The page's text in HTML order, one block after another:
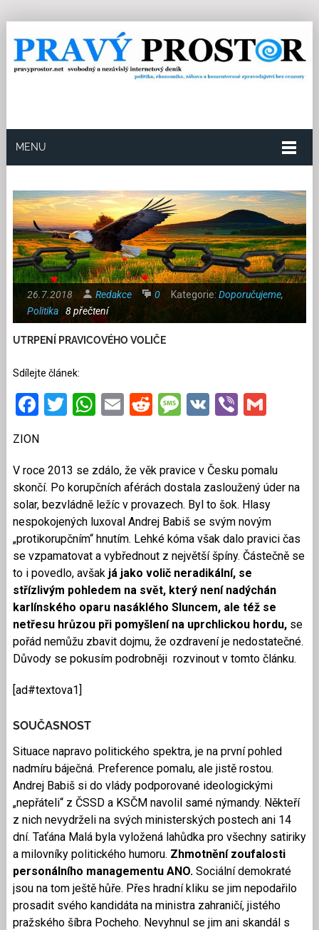
MENU
26.7.2018 Redakce 0 Kategorie: Doporučujeme,
Politika
8 přečtení
UTRPENÍ PRAVICOVÉHO VOLIČE
Sdílejte článek:
Facebook
Twitter
WhatsApp
EmailRedditMessage
VKViber
ZION
V roce 2013 se zdálo, že věk pravice v Česku pomalu
skončí. Po korupčních aférách dostala zasloužený úder na
solar, bezvládně ležíc v provazech. Byl to šok. Hlasy
nespokojených luxoval Andrej Babiš se svým novým
„protikorupčním“ hnutím. Lehké kóma však dalo pravici čas
se vzpamatovat a vybřednout z největší špíny. Částečně se
to i povedlo, avšak já jako volič neradikální, se
střízlivým pohledem na svět, který není nadýchán
karlínského oparu nasáklého Sluncem, ale též se
netřesu hrůzou při pomyšlení na uprchlickou hordu,se
pořád nemůžu zbavit dojmu, že ozdravení je nedostatečné.
Důvody se pokusím podrobněji rozvinout v tomto článku.
[ad#textova1]
SOUČASNOST
Situace napravo politického spektra, je na první pohled
nadmíru báječná. Preference pomalu, ale jistě rostou.
Andrej Babiš si do vlády podporované ideologickými
„nepřáteli“ z ČSSD a KSČM navolil samé nýmandy. Někteří
z nich nevydrželi na svých ministerských postech ani 14
dní. Taťána Malá byla vyložená lahůdka pro všechny satiriky
a milovníky politického humoru. Zhmotnění zoufalosti
personálního managementu ANO. Sociální demokraté
jsou na tom ještě hůře. Přes hradní kliku se jim nepodařilo
prosadit svého kandidáta na ministra zahraničí, jistého
pražského šíbra Pocheho. Nevyhnul se jim ani skandál s